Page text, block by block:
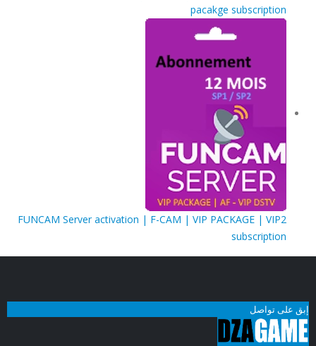
pacakge subscription
FUNCAM Server activation | F-CAM | VIP PACKAGE | VIP2
subscription
إبق على تواصل